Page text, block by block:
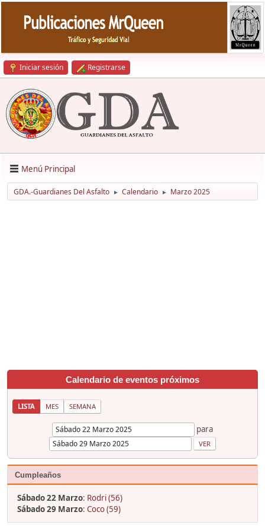
Iniciar sesión Registrarse
Menú Principal
GDA.-Guardianes Del Asfalto ► Calendario ► Marzo 2025
Calendario de eventos próximos
LISTA MES SEMANA
para
Cumpleaños
Sábado 22 Marzo: Rodri (56)
Sábado 29 Marzo: Coco (59)